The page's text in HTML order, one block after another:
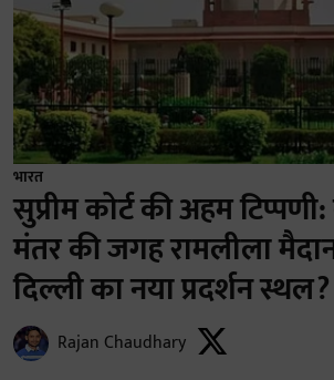
भारत
सुप्रीम कोर्ट की अहम
मंतर की जगह रामलीला
दिल्ली का नया प्रदर्शन स्थल?
Rajan Chaudhary